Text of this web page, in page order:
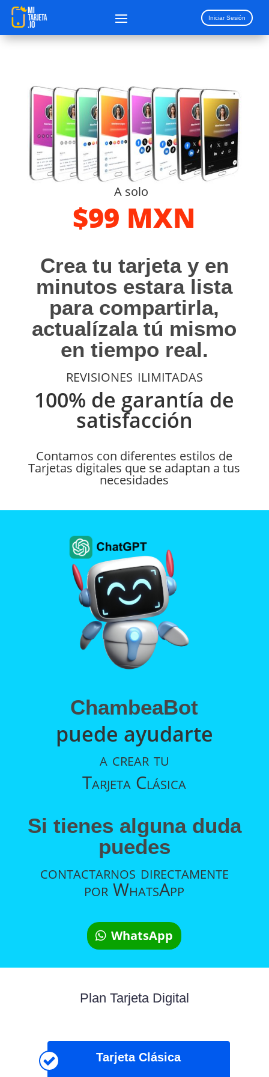
Iniciar Sesión
A solo
$99 MXN
Crea tu tarjeta y en
minutos estara lista
para compartirla,
actualízalatú mismo
en tiempo real.
revisiones ilimitadas
100% de garantía de
satisfacción
Contamos con diferentes estilos de
Tarjetas digitales que se adaptan a tus
necesidades
ChambeaBot
puede ayudarte
a crear tu
Tarjeta Clásica
Si tienes algunaduda
puedes
contactarnos directamente
porWhatsApp
WhatsApp
Plan Tarjeta Digital
Tarjeta Clásica